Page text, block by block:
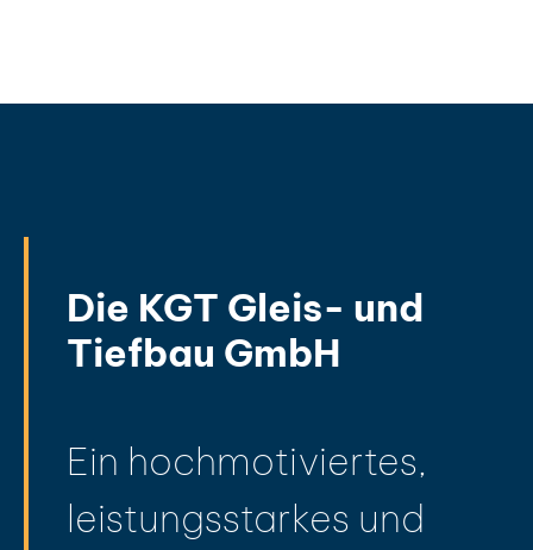
Die KGT Gleis- und
Tiefbau GmbH
Ein hochmotiviertes,
leistungsstarkes und